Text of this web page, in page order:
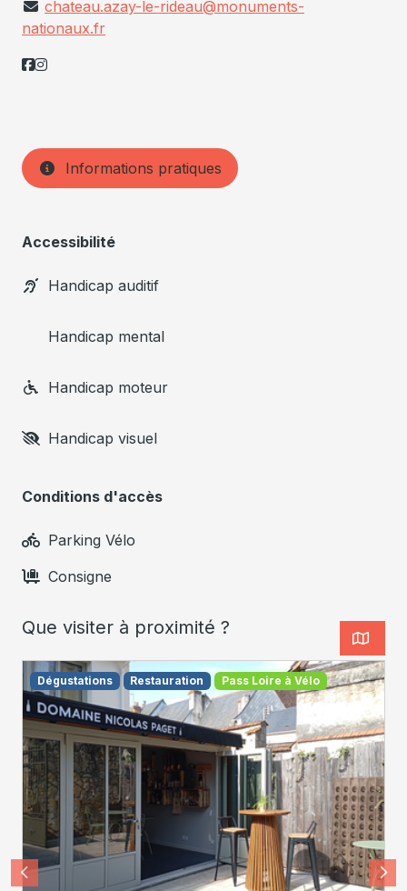
chateau.azay-le-rideau@monuments-
nationaux.fr
Informations pratiques
Accessibilité
Handicap auditif
Handicap mental
Handicap moteur
Handicap visuel
Conditions d'accès
Parking Vélo
Consigne
Que visiter à proximité ?
Dégustations Restauration Pass Loire à Vélo